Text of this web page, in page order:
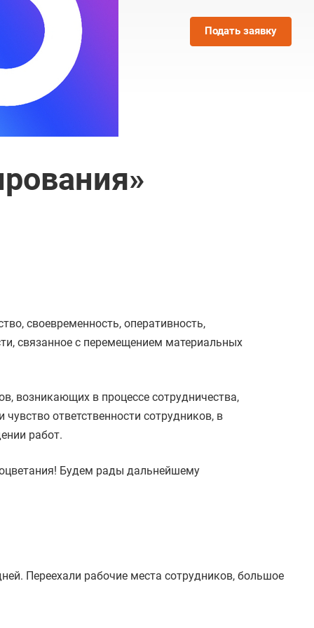
Подать заявку
своевременность, оперативность,
связанное с перемещением материальных
возникающих в процессе сотрудничества,
ответственности сотрудников, в
работ.
Будем рады дальнейшему
Переехали рабочие места сотрудников, большое